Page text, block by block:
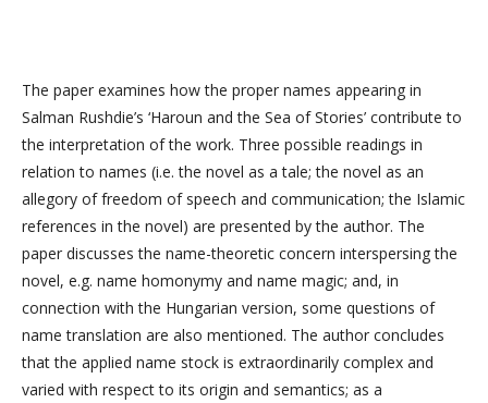
The paper examines how the proper names appearing in
Salman Rushdie’s ‘Haroun and the Sea of Stories’ contribute to
the interpretation of the work. Three possible readings in
relation to names (i.e. the novel as a tale; the novel as an
allegory of freedom of speech and communication; the Islamic
references in the novel) are presented by the author. The
paper discusses the name-theoretic concern interspersing the
novel, e.g. name homonymy and name magic; and, in
connection with the Hungarian version, some questions of
name translation are also mentioned. The author concludes
that the applied name stock is extraordinarily complex and
varied with respect to its origin and semantics; as a